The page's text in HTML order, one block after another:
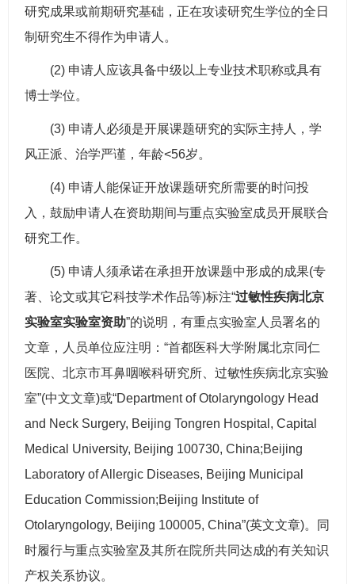
研究成果或前期研究基础，正在攻读研究生学位的全日
制研究生不得作为申请人。
(2) 申请人应该具备中级以上专业技术职称或具有
博士学位。
(3) 申请人必须是开展课题研究的实际主持人，学
风正派、治学严谨，年龄<56岁。
(4) 申请人能保证开放课题研究所需要的时问投
入，鼓励申请人在资助期间与重点实验室成员开展联合
研究工作。
(5) 申请人须承诺在承担开放课题中形成的成果(专
著、论文或其它科技学术作品等)标注“过敏性疾病北京
实验室实验室资助”的说明，有重点实验室人员署名的
文章，人员单位应注明：“首都医科大学附属北京同仁
医院、北京市耳鼻咽喉科研究所、过敏性疾病北京实验
室”(中文文章)或“Department of Otolaryngology Head
and Neck Surgery, Beijing Tongren Hospital, Capital
Medical University, Beijing 100730, China;Beijing
Laboratory of Allergic Diseases, Beijing Municipal
Education Commission;Beijing Institute of
Otolaryngology, Beijing 100005, China”(英文文章)。同
时履行与重点实验室及其所在院所共同达成的有关知识
产权关系协议。